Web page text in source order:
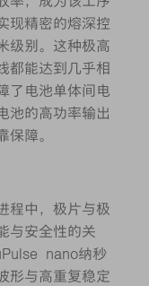
现精密的熔深控
级别。这种极高
都能达到几乎相
了电池单体间电
池的高功率输出
障。
程中，极片与极
与安全性的关
nano纳秒
形与高重复稳定